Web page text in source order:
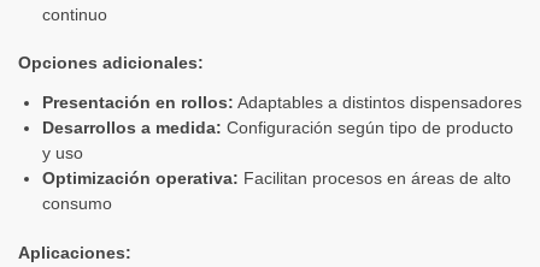
continuo
Opciones adicionales:
Presentación en rollos: Adaptables a distintos dispensadores
Desarrollos a medida: Configuración según tipo de producto
y uso
Optimización operativa: Facilitan procesos en áreas de alto
consumo
Aplicaciones: